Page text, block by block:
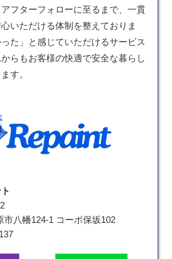
フターフォローに至るまで、一貫
いただける体制を整えておりま
た」と感じていただけるサービス
らもお客様の快適で安全な暮らし
す。
市八幡124-1 コーポ保坂102